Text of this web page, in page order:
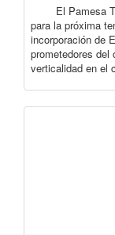
El Pamesa
para la próxima
incorporación de
prometedores del
verticalidad en